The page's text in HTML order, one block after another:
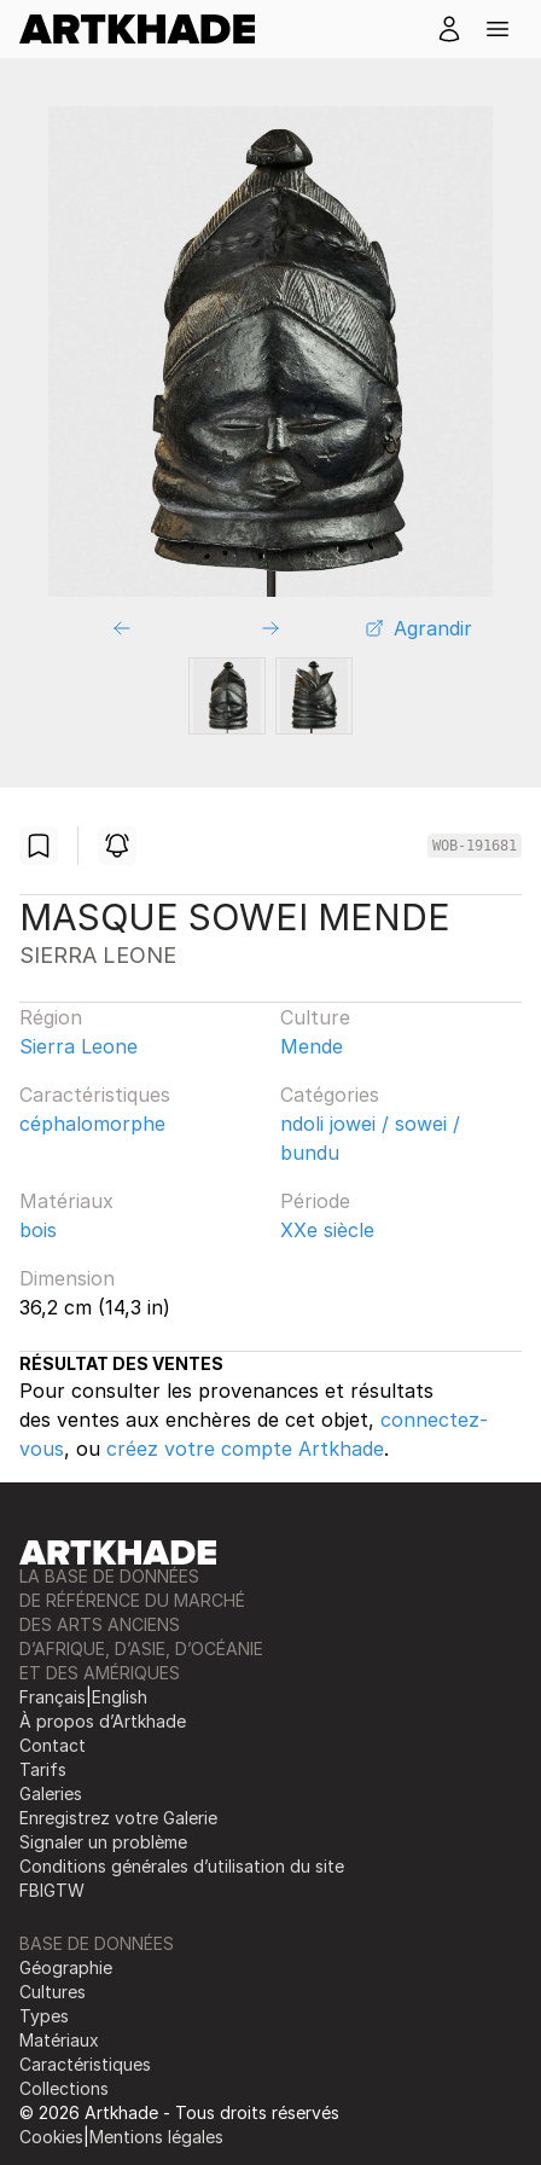
Agrandir
WOB-191681
MASQUE SOWEI MENDE
SIERRA LEONE
Région
Sierra Leone
Culture
Mende
Caractéristiques
céphalomorphe
Catégories
ndoli jowei / sowei /
bundu
Matériaux
bois
Période
XXe siècle
Dimension
36,2 cm (14,3 in)
RÉSULTAT DES VENTES
Pour consulter les provenances et résultats
des ventes aux enchères de cet objet, connectez-
vous, ou créez votre compte Artkhade.
LA BASE DE DONNÉES
DE RÉFÉRENCE DU MARCHÉ
DES ARTS ANCIENS
D’AFRIQUE, D’ASIE, D’OCÉANIE
ET DES AMÉRIQUES
Français English
À propos d’Artkhade
Contact
Tarifs
Galeries
Enregistrez votre Galerie
Signaler un problème
Conditions générales d’utilisation du site
FBIGTW
BASE DE DONNÉES
Géographie
Cultures
Types
Matériaux
Caractéristiques
Collections
© 2026 Artkhade - Tous droits réservés
Cookies Mentions légales